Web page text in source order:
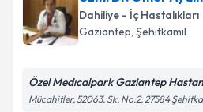
takvimi talebi oluşturun. Size
almanız için bir takvim
bilgilendireceğiz.
Dahiliye - İç Hastalıkları
Gaziantep, Şehitkamil
Özel Medıcalpark Gaziantep
Mücahitler, 52063. Sk. No:2, 27584